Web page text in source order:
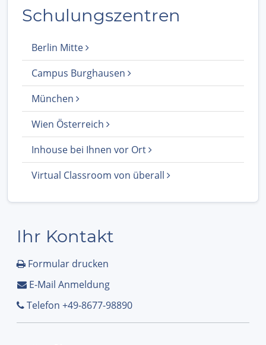
Schulungszentren
Berlin Mitte
Campus Burghausen
München
Wien Österreich
Inhouse bei Ihnen vor Ort
Virtual Classroom von überall
Ihr Kontakt
Formular drucken
E-Mail Anmeldung
Telefon +49-8677-98890